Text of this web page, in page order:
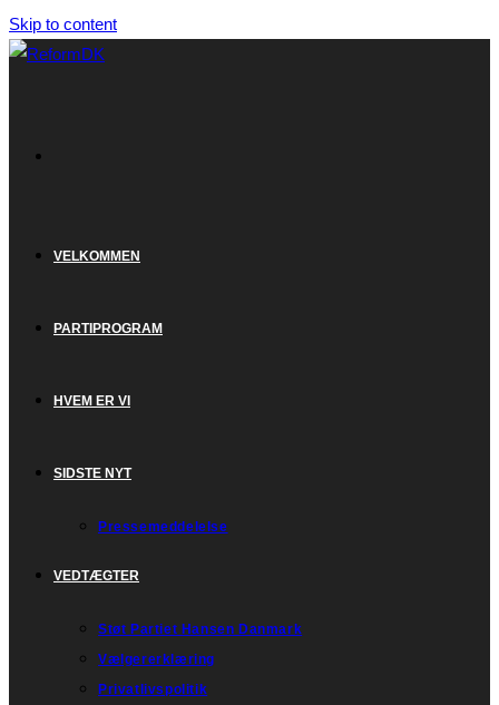
Skip to content
VELKOMMEN
PARTIPROGRAM
HVEM ER VI
SIDSTE NYT
Pressemeddelelse
VEDTÆGTER
Støt Partiet Hansen Danmark
Vælgererklæring
Privatlivspolitik